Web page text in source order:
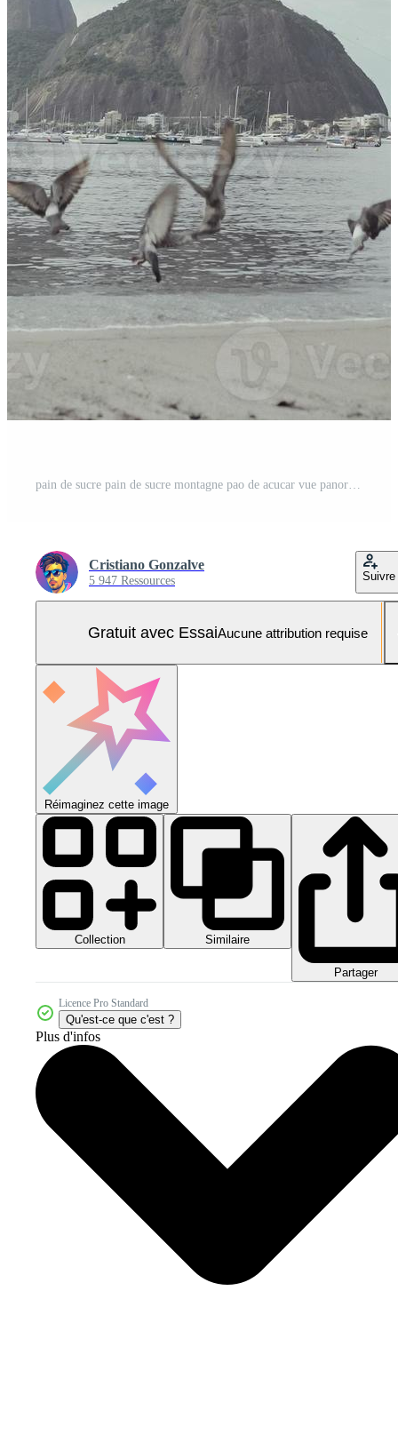
pain de sucre pain de sucre montagne pao de acucar vue panoramique et paysage urbain du village d'urca à rio de janeiro au brésil. Photo Pro
Cristiano Gonzalve
5 947 Ressources Suivre
Gratuit avec EssaiAucune attribution requise
Réimaginez cette image
Collection Similaire
Partager
Licence Pro Standard
Qu'est-ce que c'est ?
Plus d'infos